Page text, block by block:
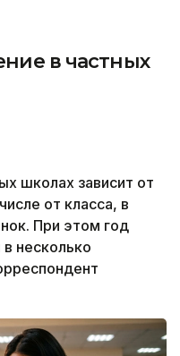
в частных
школах зависит от
от класса, в
При этом год
несколько